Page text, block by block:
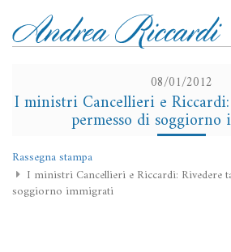
08/01/2012
I ministri Cancellieri e Riccardi:
permesso di soggiorno
Rassegna stampa
I ministri Cancellieri e Riccardi: Rivedere
soggiorno immigrati